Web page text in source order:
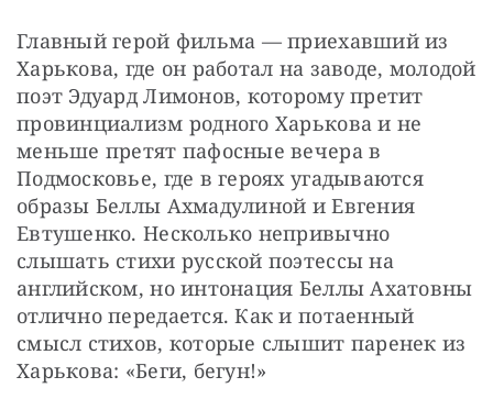
Главный герой фильма — приехавший из
Харькова, где он работал на заводе, молодой
поэт Эдуард Лимонов, которому претит
провинциализм родного Харькова и не
меньше претят пафосные вечера в
Подмосковье, где в героях угадываются
образы Беллы Ахмадулиной и Евгения
Евтушенко. Несколько непривычно
слышать стихи русской поэтессы на
английском, но интонация Беллы Ахатовны
отлично передается. Как и потаенный
смысл стихов, которые слышит паренек из
Харькова: «Беги, бегун!»